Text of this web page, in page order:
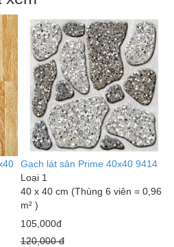
Gạch lát sân Prime 40x40 9414
Loại 1
40 x 40 cm (Thùng 6 viên = 0,96
m² )
105,000đ
120,000 đ